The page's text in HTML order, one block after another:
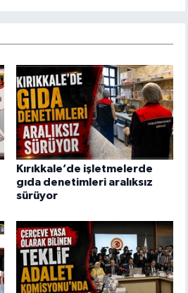
Kırıkkale’de işletmelerde
gıda denetimleri aralıksız
sürüyor